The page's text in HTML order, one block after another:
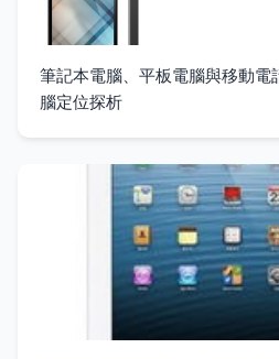
筆記本電腦、平板電腦與移動電
腦定位探析